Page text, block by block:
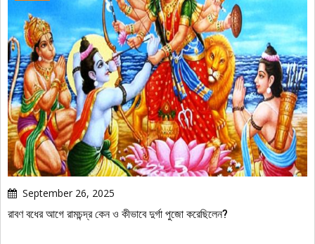
September 26, 2025
রাবণ বধের আগে রামচন্দ্র কেন ও কীভাবে দুর্গা পুজো করেছিলেন?